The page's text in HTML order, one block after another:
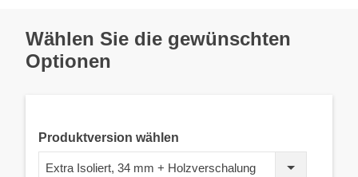
Wählen Sie die gewünschten
Optionen
Produktversion wählen
Extra Isoliert, 34 mm + Holzverschalung